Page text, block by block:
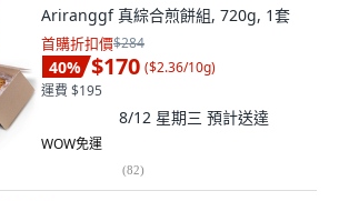
Ariranggf 真綜合煎餅組, 720g, 1套
首購折扣價$284
40% $170 ($2.36/10g)
運費 $195
8/12 星期三 預計送達
WOW免運
(82)